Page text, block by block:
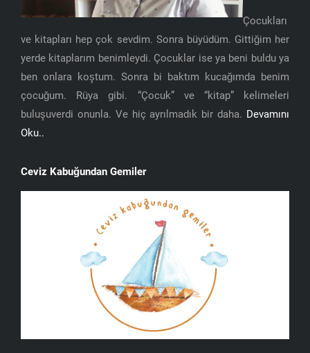
Çocukları
ve kitapları hep çok sevdim. Sonra büyüdüm. Gittiğim her
yerde kitaplarım benimleydi. Çocuklar ise ya beni buldu ya
ben onlara koştum. Sonra bi baktım kucağımda benim
çocuğum. Rüya gibi. “Çocuk” ve “kitap” kelimeleri
buluşuverdi onunla. Ve hiç ayrılmadık bir daha. Devamını
Oku..
Ceviz Kabuğundan Gemiler